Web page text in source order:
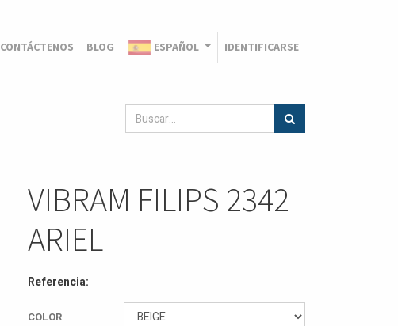
CONTÁCTENOS BLOG ESPAÑOL IDENTIFICARSE
VIBRAM FILIPS 2342
ARIEL
Referencia:
COLOR